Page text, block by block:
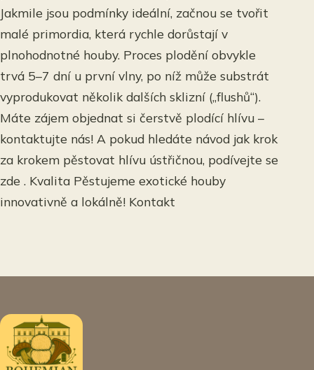
Jakmile jsou podmínky ideální, začnou se tvořit
malé primordia, která rychle dorůstají v
plnohodnotné houby. Proces plodění obvykle
trvá 5–7 dní u první vlny, po níž může substrát
vyprodukovat několik dalších sklizní („flushů“).
Máte zájem objednat si čerstvě plodící hlívu –
kontaktujte nás! A pokud hledáte návod jak krok
za krokem pěstovat hlívu ústřičnou, podívejte se
zde . Kvalita Pěstujeme exotické houby
innovativně a lokálně! Kontakt